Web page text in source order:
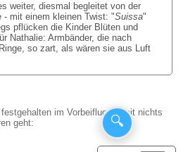
🔍
weiter, diesmal begleitet von der
- mit einem kleinen Twist: "Suissa"
pflücken die Kinder Blüten und
Nathalie: Armbänder, die nach
so zart, als wären sie aus Luft
festgehalten im Vorbeiflug, damit nichts
geht: